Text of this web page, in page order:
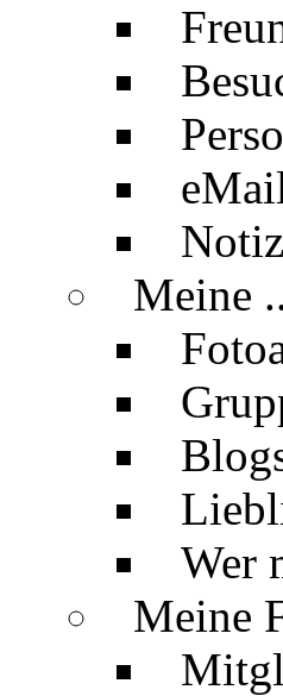
Meine
Wer
Meine